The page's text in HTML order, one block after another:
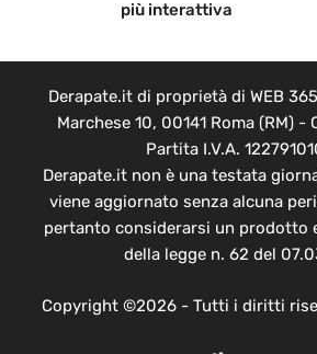
più interattiva
Derapate.it di proprietà di WEB
Marchese 10, 00141 Roma (RM) -
Partita I.V.A.
Derapate.it non è una testata
viene aggiornato senza alcuna
pertanto considerarsi un prodotto
della legge n. 62 del
Copyright ©2026 - Tutti i diritti